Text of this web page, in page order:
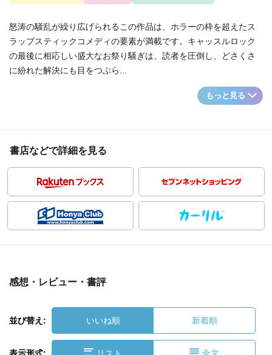
怒涛の騒乱が繰り広げられるこの作品は、ホラーの枠を超えたス
ラップスティックコメディの要素が満載です。キャッスルロック
の最後に相応しい盛大なお祭り騒ぎは、読者を圧倒し、どさくさ
に紛れた解決にも目をつぶら...
もっと見る
書店などで詳細を見る
感想・レビュー・書評
並び替え: いいね順 新着順